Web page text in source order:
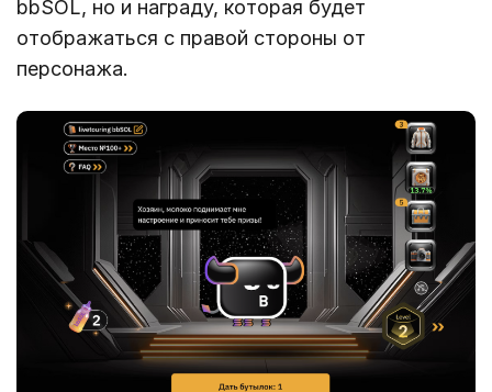
bbSOL, но и награду, которая будет
отображаться с правой стороны от
персонажа.